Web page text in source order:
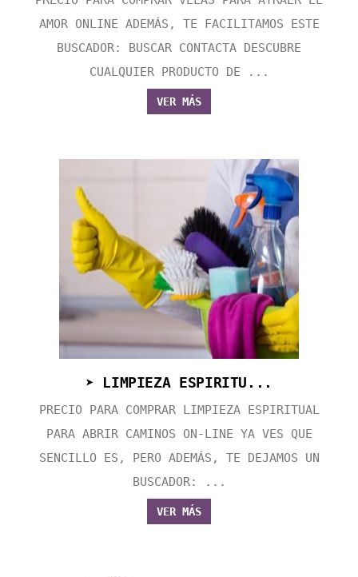
AMOR ONLINE ADEMÁS, TE FACILITAMOS ESTE
BUSCADOR: BUSCAR CONTACTA DESCUBRE
CUALQUIER PRODUCTO DE ...
VER MÁS
➤ LIMPIEZA ESPIRITU...
PRECIO PARA COMPRAR LIMPIEZA ESPIRITUAL
PARA ABRIR CAMINOS ON-LINE YA VES QUE
SENCILLO ES, PERO ADEMÁS, TE DEJAMOS UN
BUSCADOR: ...
VER MÁS